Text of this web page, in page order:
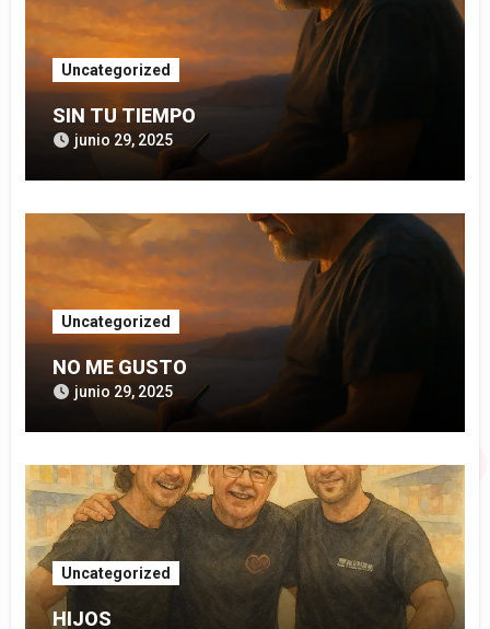
Uncategorized
SIN TU TIEMPO
junio 29, 2025
Uncategorized
NO ME GUSTO
junio 29, 2025
Uncategorized
HIJOS